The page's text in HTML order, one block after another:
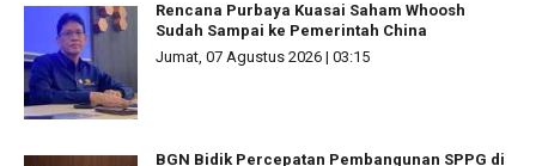
Rencana Purbaya Kuasai Saham Whoosh
Sudah Sampai ke Pemerintah China
Jumat, 07 Agustus 2026 | 03:15
BGN Bidik Percepatan Pembangunan SPPG di